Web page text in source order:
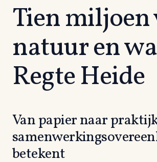
Tien miljoen
natuur en
Regte Heide
Van papier naar
betekent